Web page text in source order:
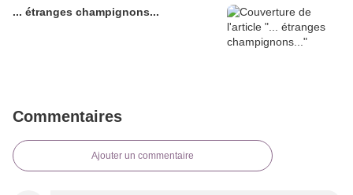
... étranges champignons...
Commentaires
Ajouter un commentaire